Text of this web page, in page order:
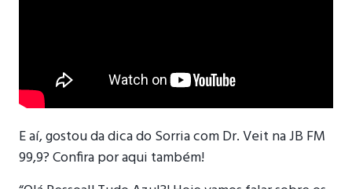
E aí, gostou da dica do Sorria com Dr. Veit na JB FM
99,9? Confira por aqui também!